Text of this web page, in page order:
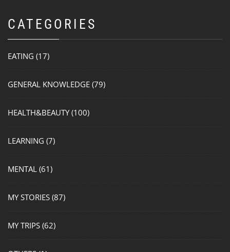
CATEGORIES
EATING (17)
GENERAL KNOWLEDGE (79)
HEALTH&BEAUTY(100)
LEARNING (7)
MENTAL (61)
MY STORIES (87)
MY TRIPS (62)